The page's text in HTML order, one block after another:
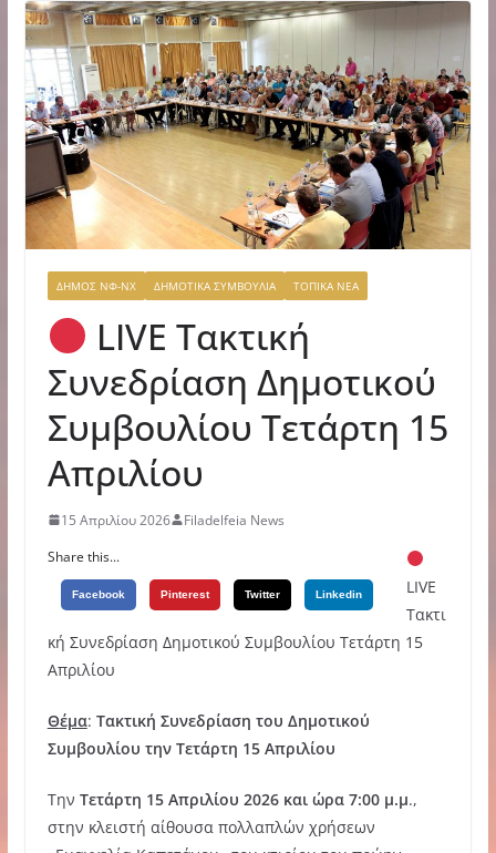
ΔΗΜΟΣ ΝΦ-ΝΧ ΔΗΜΟΤΙΚΑ ΣΥΜΒΟΥΛΙΑ ΤΟΠΙΚΑ ΝΕΑ
LIVE Τακτική
Συνεδρίαση Δημοτικού
Συμβουλίου Τετάρτη 15
Απριλίου
15 Απριλίου 2026
Filadelfeia News
Share this...
Facebook Pinterest Twitter Linkedin
LIVE
Τακτι
κή Συνεδρίαση Δημοτικού Συμβουλίου Τετάρτη 15
Απριλίου
Θέμα: Τακτική Συνεδρίαση του Δημοτικού
Συμβουλίου την Τετάρτη 15 Απριλίου
Την Τετάρτη 15 Απριλίου 2026 και ώρα 7:00 μ.μ.,
στην κλειστή αίθουσα πολλαπλών χρήσεων